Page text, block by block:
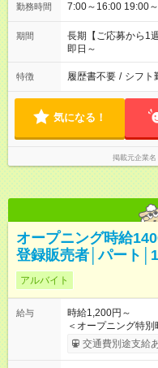
勤務時間
期間
長期【ご応募から1
即日～
特徴 履歴書不要 / シフト
気になる！
掲載元企業名
オープニング時給
登録販売者│パート
アルバイト
給与
時給1,200円～
＜オープニング特
別時給 8:30～
※2026年9月21日
交通費別途支給